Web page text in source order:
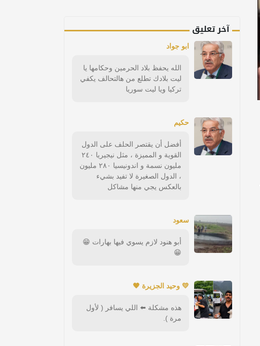
آخر تعليق
ابو جواد
الله يحفظ بلاد الحرمين وحكامها يا
ليت بلادك تطلع من هالتحالف يكفي
تركيا ويا ليت سوريا
حكيم
أفضل أن يقتصر الحلف على الدول
القوية و المميزة ، مثل نيجيريا ٢٤٠
مليون نسمة و اندونيسيا ٢٨٠ مليون
، الدول الصغيرة لا تفيد بشيء
بالعكس يجي منها مشاكل
سعود
أبو هنود لازم يسوي فيها بهارات 😁
😁
💛 وحيد الجزيرة 🖤
هذه مشكلة ⬅️ اللي يسافر ( لأول
مرة ).